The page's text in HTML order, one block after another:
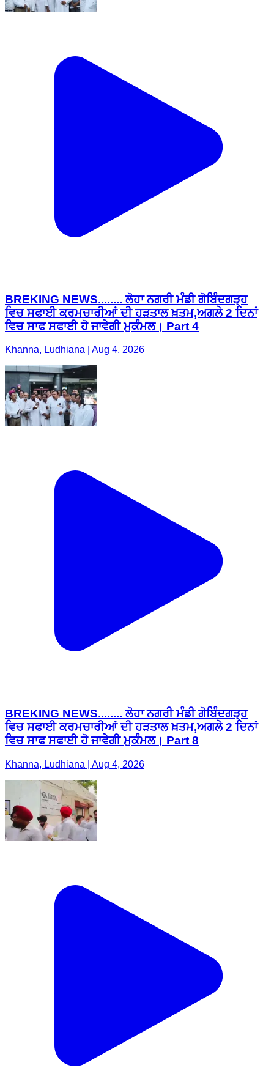
BREKING NEWS........ ਲੋਹਾ ਨਗਰੀ ਮੰਡੀ ਗੋਬਿੰਦਗੜ੍ਹ
ਵਿਚ ਸਫਾਈ ਕਰਮਚਾਰੀਆਂ ਦੀ ਹੜਤਾਲ ਖ਼ਤਮ,ਅਗਲੇ 2 ਦਿਨਾਂ
ਵਿਚ ਸਾਫ ਸਫਾਈ ਹੋ ਜਾਵੇਗੀ ਮੁਕੰਮਲ। Part 4
Khanna, Ludhiana | Aug 4, 2026
BREKING NEWS........ ਲੋਹਾ ਨਗਰੀ ਮੰਡੀ ਗੋਬਿੰਦਗੜ੍ਹ
ਵਿਚ ਸਫਾਈ ਕਰਮਚਾਰੀਆਂ ਦੀ ਹੜਤਾਲ ਖ਼ਤਮ,ਅਗਲੇ 2 ਦਿਨਾਂ
ਵਿਚ ਸਾਫ ਸਫਾਈ ਹੋ ਜਾਵੇਗੀ ਮੁਕੰਮਲ। Part 8
Khanna, Ludhiana | Aug 4, 2026